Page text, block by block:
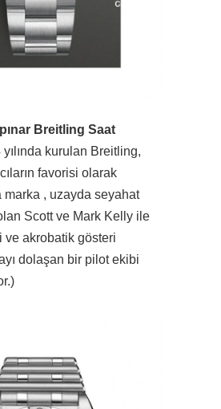
Breitling Saat
yılında kurulan Breitling,
favorisi olarak
marka , uzayda seyahat
Scott ve Mark Kelly ile
ve akrobatik gösteri
dolaşan bir pilot ekibi